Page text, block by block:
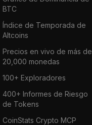
BTC
Índice de Temporada de
Altcoins
Precios en vivo de más de
20,000 monedas
100+ Exploradores
400+ Informes de Riesgo
de Tokens
CoinStats Crypto MCP